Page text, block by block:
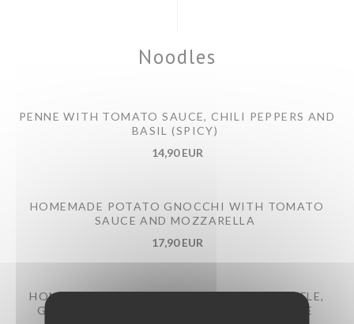
Noodles
PENNE WITH TOMATO SAUCE, CHILI PEPPERS AND
BASIL (SPICY)
14,90 EUR
HOMEMADE POTATO GNOCCHI WITH TOMATO
SAUCE AND MOZZARELLA
17,90 EUR
HOMEMADE POTATO GNOCCHI WITH TRUFFLE,
GOAT CHEESE AND TRUFFLE BUTTER SAUCE